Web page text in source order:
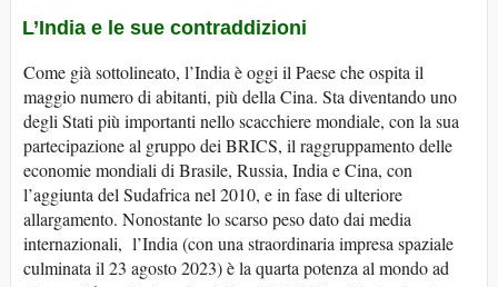
L’India e le sue contraddizioni
Come già sottolineato, l’India è oggi il Paese che ospita il
maggio numero di abitanti, più della Cina. Sta diventando uno
degli Stati più importanti nello scacchiere mondiale, con la sua
partecipazione al gruppo dei BRICS, il raggruppamento delle
economie mondiali di Brasile, Russia, India e Cina, con
l’aggiunta del Sudafrica nel 2010, e in fase di ulteriore
allargamento. Nonostante lo scarso peso dato dai media
internazionali, l’India (con una straordinaria impresa spaziale
culminata il 23 agosto 2023) è la quarta potenza al mondo ad